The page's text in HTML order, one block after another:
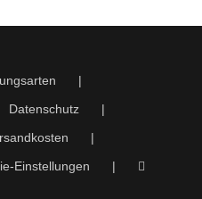
Datenschutz
Einstellungen